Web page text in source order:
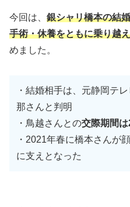
今回は、 銀シャリ橋本の結
手術・休養をともに乗り越
めました。
・結婚相手は、元静岡テ
那さんと判明
・鳥越さんとの交際期間
・2021年春に橋本さんが
に支えとなった